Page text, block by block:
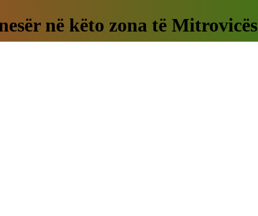
në këto zona të Mitrovicës